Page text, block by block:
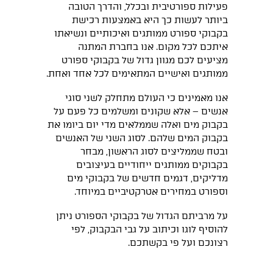
פעילות ספורטיבית ובכלל, והדרך הטובה
ביותר לעשות כך היא באמצעות רכישת
בקבוקי ספורט ממותגים ואיכותיים ונשיאתו
איתכם לכל מקום. אנו בחברת המתנה
מציעים לכם מגוון גדול של בקבוקי ספורט
ממותגים ואישיים המתאימים לכל אחד ואחת.
אנו מאמינים כי העולם מתחלק לשני סוגי
אנשים – אלא שקונים ומשלמים כל פעם על
בקבוק מים ואלה שממלאים מדי יום ביומו את
בקבוק המים שלהם. לסוג השני של האנשים
ובטח שממליצים לסוג הראשון, מבחר
בקבוקים ממותגים ייחודיים בעיצובים
מדליקים, דגמים חדשים של בקבוקי מים
וספורט במחירים אטרקטיביים במיוחד.
על מרביתם הגדול של בקבוקי הספורט ניתן
להוסיף לוגו וכיתוב על גבי הבקבוק, לפי
רצונכם ועל פי בקשתכם.